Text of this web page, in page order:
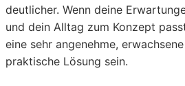
deutlicher. Wenn deine
und dein Alltag zum Konzept
eine sehr angenehme,
praktische Lösung sein.